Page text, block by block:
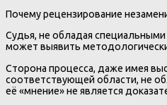
Почему рецензирование
Судья, не обладая
может выявить
Сторона процесса, даже имея
соответствующей области, не
её «мнение» не является